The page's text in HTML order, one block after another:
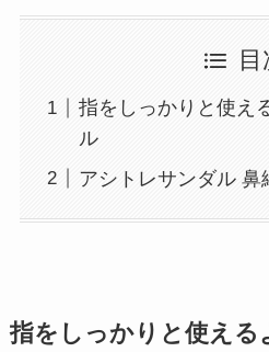
目
指をしっかりと使え
ル
アシトレサンダル 鼻
指をしっかりと使え